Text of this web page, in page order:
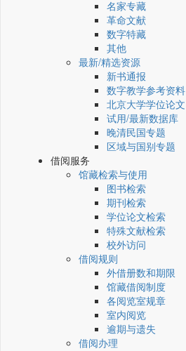
名家专藏
革命文献
数字特藏
其他
最新/精选资源
新书通报
数字教学参考资料
北京大学学位论文
试用/最新数据库
晚清民国专题
区域与国别专题
借阅服务
馆藏检索与使用
图书检索
期刊检索
学位论文检索
特殊文献检索
校外访问
借阅规则
外借册数和期限
馆藏借阅制度
各阅览室规章
室内阅览
逾期与遗失
借阅办理